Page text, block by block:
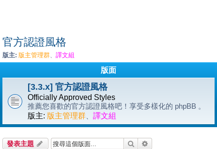
官方認證風格
版主: 版主管理群、 譯文組
版面
[3.3.x] 官方認證風格
Officially Approved Styles
推薦您喜歡的官方認證風格吧！享受多樣化的 phpBB 。
版主: 版主管理群 譯文組
發表主題 搜尋